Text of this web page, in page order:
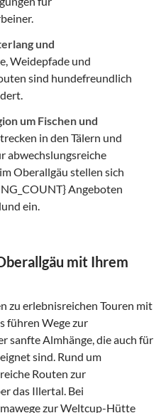
und
Weidepfade und
sind hundefreundlich
um Fischen und
in den Tälern und
abwechslungsreiche
Oberallgäu stellen sich
Angeboten
ein.
mit Ihrem
zu erlebnisreichen Touren mit
führen Wege zur
sanfte Almhänge, die auch für
sind. Rund um
Routen zur
das Illertal. Bei
zur Weltcup-Hütte